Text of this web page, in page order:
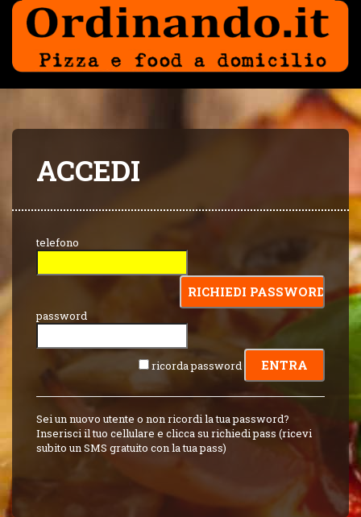
ACCEDI
telefono
password
ricorda password
Sei un nuovo utente o non ricordi la tua password?
Inserisci il tuo cellulare e clicca su richiedi pass (ricevi
subito un SMS gratuito con la tua pass)